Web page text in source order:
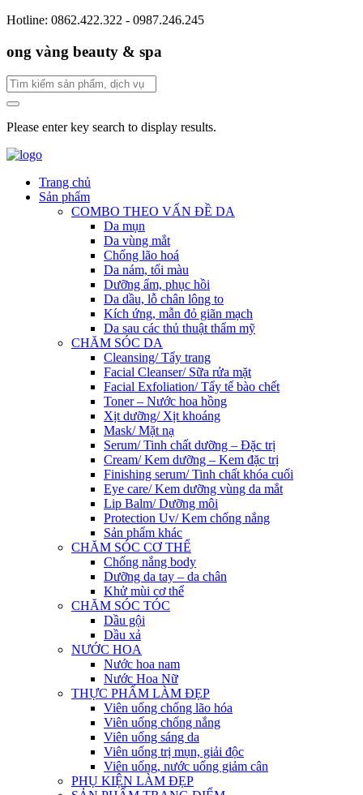
Hotline: 0862.422.322 - 0987.246.245
ong vàng beauty & spa
Please enter key search to display results.
Trang chủ
Sản phẩm
COMBO THEO VẤN ĐỀ DA
Da mụn
Da vùng mắt
Chống lão hoá
Da nám, tối màu
Dưỡng ẩm, phục hồi
Da dầu, lỗ chân lông to
Kích ứng, mẫn đỏ giãn mạch
Da sau các thủ thuật thẩm mỹ
CHĂM SÓC DA
Cleansing/ Tẩy trang
Facial Cleanser/ Sữa rửa mặt
Facial Exfoliation/ Tẩy tế bào chết
Toner – Nước hoa hồng
Xịt dưỡng/ Xịt khoáng
Mask/ Mặt nạ
Serum/ Tinh chất dưỡng – Đặc trị
Cream/ Kem dưỡng – Kem đặc trị
Finishing serum/ Tinh chất khóa cuối
Eye care/ Kem dưỡng vùng da mắt
Lip Balm/ Dưỡng môi
Protection Uv/ Kem chống nắng
Sản phẩm khác
CHĂM SÓC CƠ THỂ
Chống nắng body
Dưỡng da tay – da chân
Khử mùi cơ thể
CHĂM SÓC TÓC
Dầu gội
Dầu xả
NƯỚC HOA
Nước hoa nam
Nước Hoa Nữ
THỰC PHẨM LÀM ĐẸP
Viên uống chống lão hóa
Viên uống chống nắng
Viên uống sáng da
Viên uống trị mụn, giải độc
Viên uống, nước uống giảm cân
PHỤ KIỆN LÀM ĐẸP